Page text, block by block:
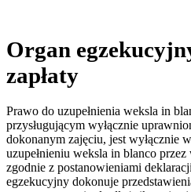
Organ
zapłaty
Prawo do uzupełnienia weksla in
przysługującym wyłącznie
dokonanym zajęciu, jest wyłącznie
uzupełnieniu weksla in blanco
zgodnie z postanowieniami
egzekucyjny dokonuje